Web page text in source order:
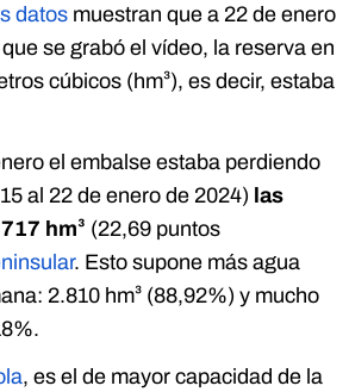
datos muestran que a 22 de enero
se grabó el vídeo, la reserva en
cúbicos (hm³), es decir, estaba
el embalse estaba perdiendo
al 22 de enero de 2024) las
hm³ (22,69 puntos
. Esto supone más agua
2.810 hm³ (88,92%) y mucho
, es el de mayor capacidad de la